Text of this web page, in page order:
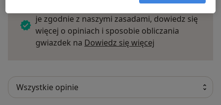
Sprawdzamy wszystkie opinie. Moderujemy
je zgodnie z naszymi zasadami, dowiedz się
więcej o opiniach i sposobie obliczania
gwiazdek na Dowiedz się więcej